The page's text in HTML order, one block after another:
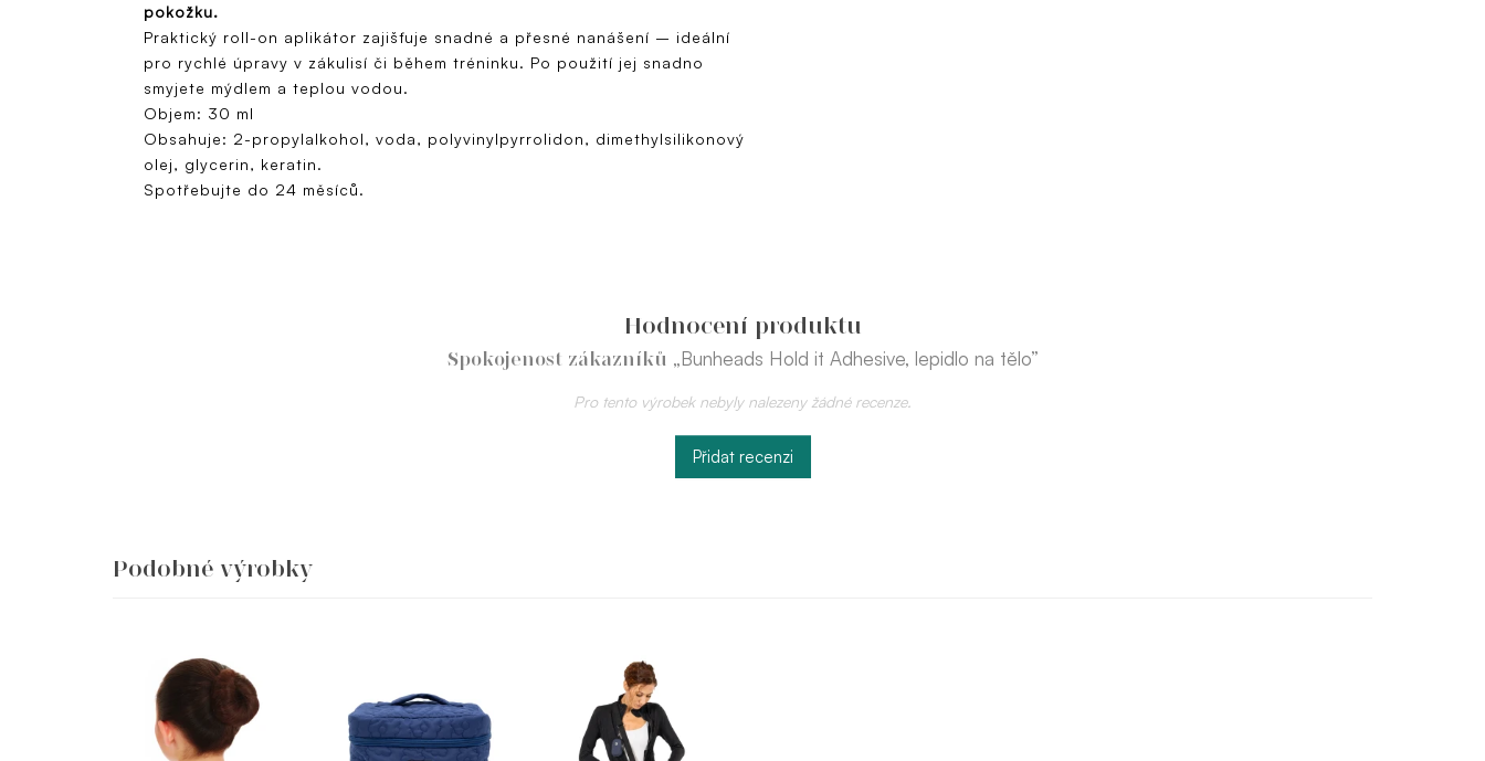
pokožku.
Praktický roll-on aplikátor zajišťuje snadné a přesné nanášení – ideální
pro rychlé úpravy v zákulisí či během tréninku. Po použití jej snadno
smyjete mýdlem a teplou vodou.
Objem: 30 ml
Obsahuje: 2-propylalkohol, voda, polyvinylpyrrolidon, dimethylsilikonový
olej, glycerin, keratin.
Spotřebujte do 24 měsíců.
Hodnocení produktu
Spokojenost zákazníků „Bunheads Hold it Adhesive, lepidlo na tělo”
Pro tento výrobek nebyly nalezeny žádné recenze.
Přidat recenzi
Podobné výrobky